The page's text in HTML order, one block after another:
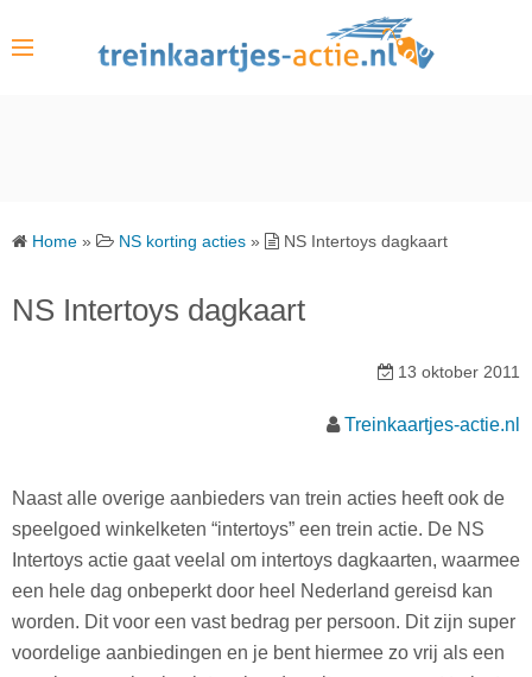
Home » NS korting acties » NS Intertoys dagkaart
NS Intertoys dagkaart
13 oktober 2011
Treinkaartjes-actie.nl
Naast alle overige aanbieders van trein acties heeft ook de
speelgoed winkelketen “intertoys” een trein actie. De NS
Intertoys actie gaat veelal om intertoys dagkaarten, waarmee
een hele dag onbeperkt door heel Nederland gereisd kan
worden. Dit voor een vast bedrag per persoon. Dit zijn super
voordelige aanbiedingen en je bent hiermee zo vrij als een